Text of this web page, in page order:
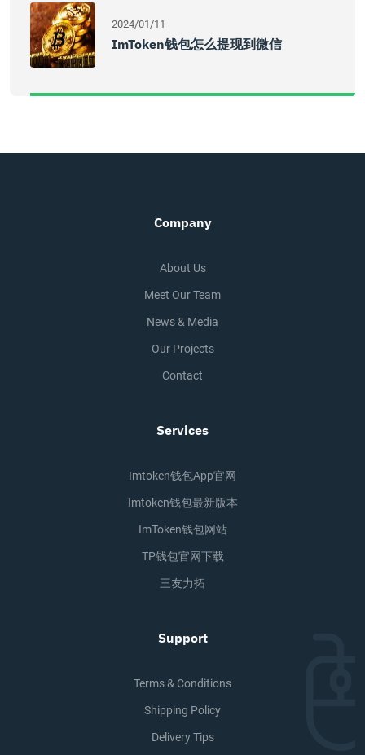
2024/01/11
ImToken钱包怎么提现到微信
Company
About Us
Meet Our Team
News & Media
Our Projects
Contact
Services
Imtoken钱包app官网
Imtoken钱包最新版本
ImToken钱包网站
TP钱包官网下载
三友力拓
Support
Terms & Conditions
Shipping Policy
Delivery Tips